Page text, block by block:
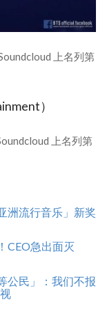
上名列第
）
上名列第
洲流行音乐」新奖
CEO急出面灭
公民」：我们不报